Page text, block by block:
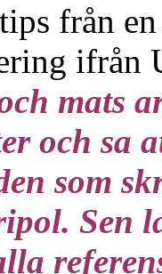
från en
ifrån
mats
och sa
som
Sen